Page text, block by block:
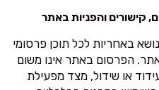
קישורים והפניות באתר
באחריות לכל תוכן פרסומי
הפרסום באתר אינו משום
או שידול, מצד מפעילת